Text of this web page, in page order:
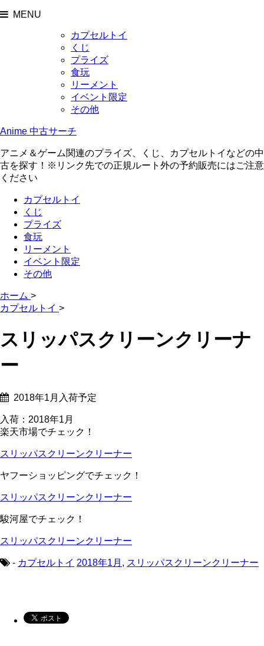
MENU
カプセルトイ
くじ
プライズ
食玩
リーメント
イベント限定
その他
Anime 中古サーチ
アニメ＆ゲーム関連のプライズ、くじ、カプセルトイなどの中
古を探す！※リンク先での正規ルート外の予約販売にはご注意
ください
カプセルトイ
くじ
プライズ
食玩
リーメント
イベント限定
その他
ホーム >
カプセルトイ >
スリッパスクリーンクリーナ
ー
2018年1月入荷予定
入荷：2018年1月
楽天市場でチェック！
スリッパスクリーンクリーナー
ヤフーショッピングでチェック！
スリッパスクリーンクリーナー
駿河屋でチェック！
スリッパスクリーンクリーナー
- カプセルトイ 2018年1月 , スリッパスクリーンクリーナー